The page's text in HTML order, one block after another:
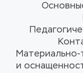
Материально-
и